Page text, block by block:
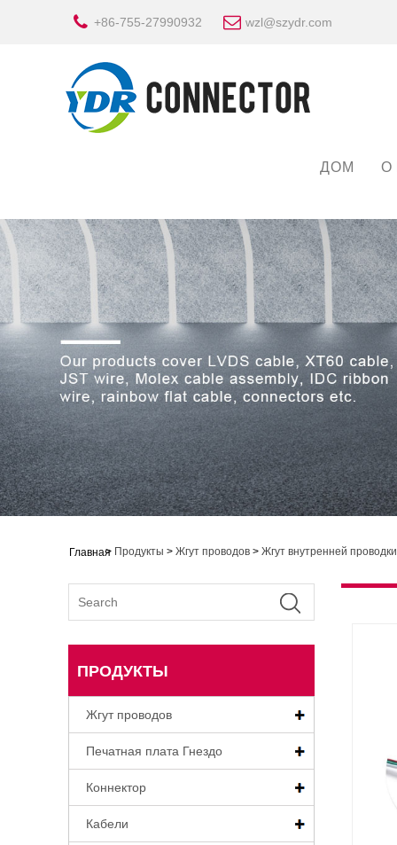
+86-755-27990932 wzl@szydr.com
ДОМ О
Главная
> Продукты > Жгут проводов > Жгут внутренней проводки
ПРОДУКТЫ
Жгут проводов
Печатная плата Гнездо
Коннектор
Кабели